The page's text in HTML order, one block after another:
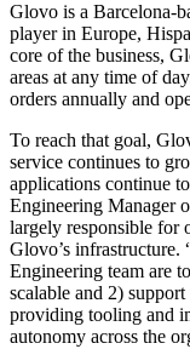
Glovo is a Barcelona-
player in Europe,
core of the business,
areas at any time of
orders annually and
To reach that goal,
service continues to
applications continue
Engineering Manager
largely responsible for
Glovo’s infrastructure.
Engineering team are
scalable and 2)
providing tooling and
autonomy across the